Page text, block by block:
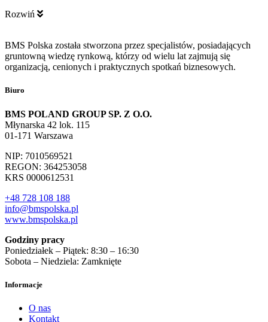
Rozwiń
BMS Polska została stworzona przez specjalistów, posiadających
gruntowną wiedzę rynkową, którzy od wielu lat zajmują się
organizacją, cenionych i praktycznych spotkań biznesowych.
Biuro
BMS POLAND GROUP SP. Z O.O.
Młynarska 42 lok. 115
01-171 Warszawa
NIP: 7010569521
REGON: 364253058
KRS 0000612531
+48 728 108 188
info@bmspolska.pl
www.bmspolska.pl
Godziny pracy
Poniedziałek – Piątek: 8:30 – 16:30
Sobota – Niedziela: Zamknięte
Informacje
O nas
Kontakt